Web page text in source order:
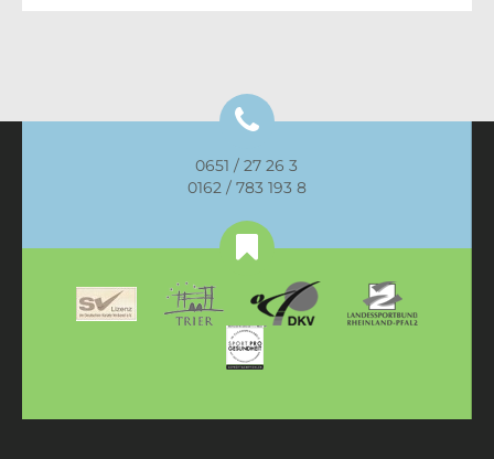
0651 / 27 26 3
0162 / 783 193 8